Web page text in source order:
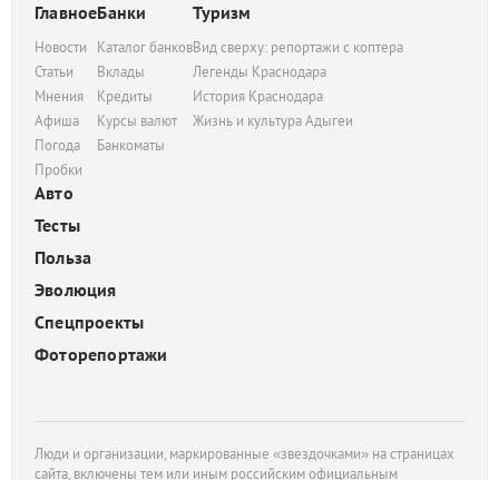
Главное
Новости
Статьи
Мнения
Афиша
Погода
Пробки
Банки
Каталог банков
Вклады
Кредиты
Курсы валют
Банкоматы
Туризм
Вид сверху: репортажи с коптера
Легенды Краснодара
История Краснодара
Жизнь и культура Адыгеи
Авто
Тесты
Польза
Эволюция
Спецпроекты
Фоторепортажи
Люди и организации, маркированные «звездочками» на страницах
сайта, включены тем или иным российским официальным